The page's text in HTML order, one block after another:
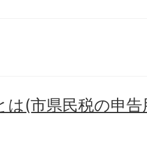
は(市県民税の申